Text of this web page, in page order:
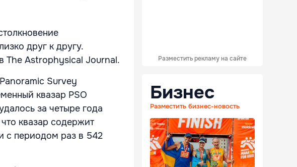
друг к другу.
The Astrophysical Journal.
Survey
квазар PSO
за четыре года
квазар содержит
с периодом раз в 542
Разместить рекламу на сайте
Бизнес
Разместить бизнес-новость